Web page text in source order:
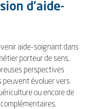
d'aide-
aide-soignant dans
porteur de sens,
perspectives
peuvent évoluer vers
ou encore de